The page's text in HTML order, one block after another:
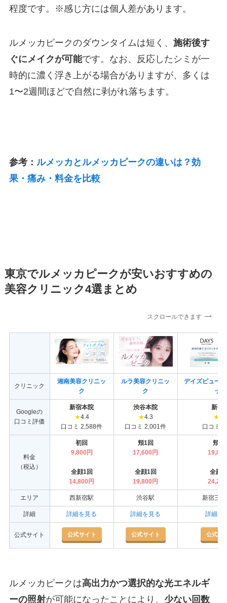
程度です。※感じ方には個人差があります。
ルメッカピークのダウンタイムは短く、 施術後す
ぐにメイクが可能です。なお、反応したシミが一
時的に濃く浮き上がる場合がありますが、多くは
1〜2週間ほどで自然に剥がれ落ちます。
参考： ルメッカとルメッカピークの違いは？効
果・痛み・料金を比較
東京でルメッカピークが安いおすすめの
美容クリニック4選まとめ
スクロールできます
クリニック
湘南美容クリニッ
ク
ルラ美容クリニッ
ク
デイズビュー
ック
Googleの
口コミ評価
新宿本院
★4.4
口コミ 2,588件
渋谷本院
★4.3
口コミ 2,001件
新宿
★
口コミ
料金
（税込）
初回
9,800円
全顔1回
14,800円
頬1回
17,600円
全顔1回
19,800円
頬1
全顔1
エリア 西新宿駅 渋谷駅 新宿三
詳細 詳細を見る 詳細を見る 詳細を
公式サイト 公式サイト 公式サイト 公式サ
ルメッカピークは高出力かつ選択的な光エネルギ
ーの照射が可能になったことにより、 少ない回数